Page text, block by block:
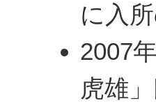
に入
2007
虎雄